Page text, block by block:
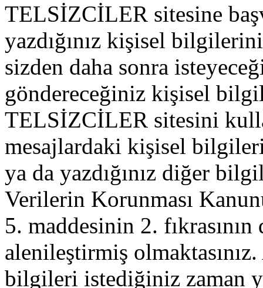
TELSİZCİLER sitesine
yazdığınız kişisel
sizden daha sonra
göndereceğiniz kişisel
TELSİZCİLER sitesini
mesajlardaki kişisel
ya da yazdığınız diğer
Verilerin Korunması
5. maddesinin 2.
alenileştirmiş
bilgileri istediğiniz zaman